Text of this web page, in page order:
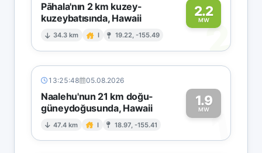
Pāhala'nın 2 km kuzey-
kuzeybatısında, Hawaii
34.3 km I 19.22, -155.49
2.2
MW2
13:25:48 05.08.2026
Naalehu'nun 21 km doğu-
güneydoğusunda, Hawaii
47.4 km I 18.97, -155.41
1.9
MW1